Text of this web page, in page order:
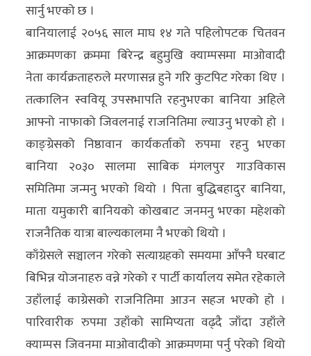
विचार/
ब्लग
खेलकुद
रोचक
क्लिक
खबर
विशेष
राशिफल
फोटो
ग्यालरी
भिडियो
सार्नु भएको छ ।
बानियालाई २०५६ साल माघ १४ गते पहिलोपटक चितवन
आक्रमणका क्रममा बिरेन्द्र बहुमुखि क्याम्पसमा माओवादी
नेता कार्यक्रताहरुले मरणासन्न हुने गरि कुटपिट गरेका थिए ।
तत्कालिन स्ववियू उपसभापति रहनुभएका बानिया अहिले
आफ्नो नाफाको जिवलनाई राजनितिमा ल्याउनु भएको हो ।
काङ्ग्रेसको निष्ठावान कार्यकर्ताको रुपमा रहनु भएका
बानिया २०३० सालमा साबिक मंगलपुर गाउविकास
समितिमा जन्मनु भएको थियो । पिता बुद्धिबहादुर बानिया,
माता यमुकारी बानियको कोखबाट जनमनु भएका महेशको
राजनैतिक यात्रा बाल्यकालमा नै भएको थियो ।
काँग्रेसले सञ्चालन गरेको सत्याग्रहको समयमा आँफ्नै घरबाट
बिभिन्न योजनाहरु वन्ने गरेको र पार्टी कार्यालय समेत रहेकाले
उहाँलाई काग्रेसको राजनितिमा आउन सहज भएको हो ।
पारिवारीक रुपमा उहाँको सामिप्यता वढ्दै जाँदा उहाँले
क्याम्पस जिवनमा माओवादीको आक्रमणमा पर्नु परेको थियो